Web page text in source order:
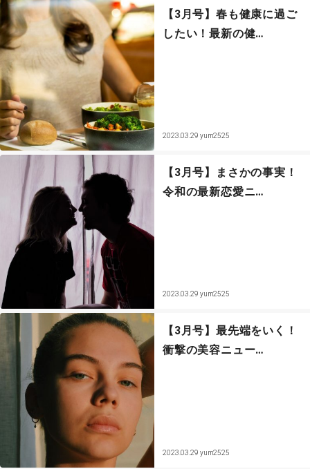
趣味・旅行
セックスライフ
不倫・だめ男
感動
心の処方箋
カルチャー・トレンド・芸能
驚き
【3月号】春も健康に過ご
したい！最新の健…
2023.03.29 yum2525
【3月号】まさかの事実！
令和の最新恋愛ニ…
2023.03.29 yum2525
【3月号】最先端をいく！
衝撃の美容ニュー…
2023.03.29 yum2525